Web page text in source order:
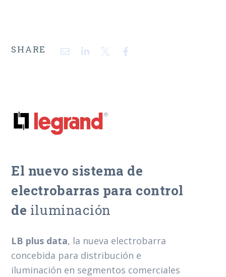
SHARE
El nuevo sistema de
electrobarras para control
de iluminación
LB plus data, la nueva electrobarra
concebida para distribución e
iluminación en segmentos comerciales